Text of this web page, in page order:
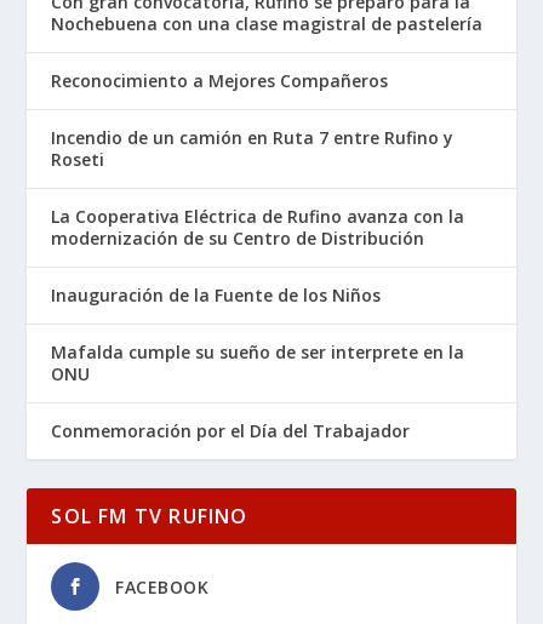
Nochebuena con una clase magistral de pastelería
Reconocimiento a Mejores Compañeros
Incendio de un camión en Ruta 7 entre Rufino y
Roseti
La Cooperativa Eléctrica de Rufino avanza con la
modernización de su Centro de Distribución
Inauguración de la Fuente de los Niños
Mafalda cumple su sueño de ser interprete en la
ONU
Conmemoración por el Día del Trabajador
SOL FM TV RUFINO
FACEBOOK